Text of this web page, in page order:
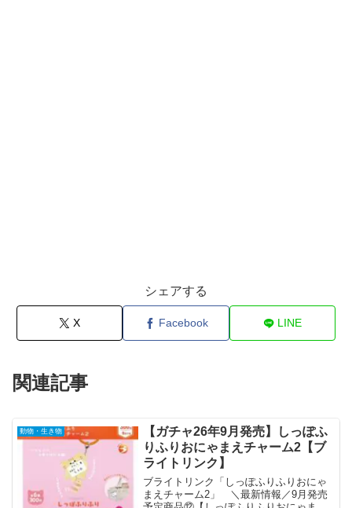
シェアする
X Facebook LINE
関連記事
動物・生き物
【ガチャ26年9月発売】しっぽふ
りふりおにゃまえチャーム2【ブ
ライトリンク】
ブライトリンク「しっぽふりふりおにゃ
まえチャーム2」 ＼最新情報／9月発売